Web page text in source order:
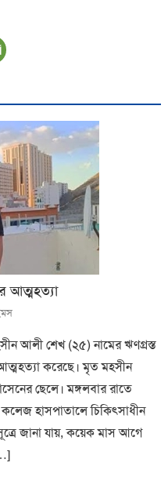
আত্মহত্যা
আলী শেখ (২৫) নামের ঋণগ্রস্ত
করেছে। মৃত মহসীন
ছেলে। মঙ্গলবার রাতে
হাসপাতালে চিকিৎসাধীন
জানা যায়, কয়েক মাস আগে